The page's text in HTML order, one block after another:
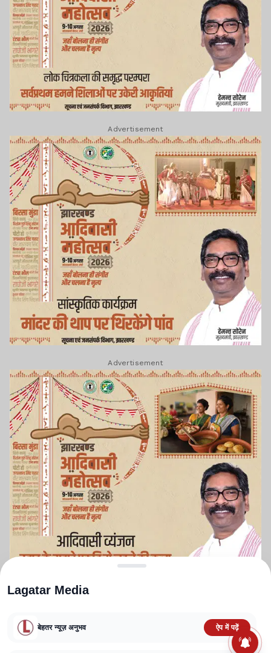
Advertisement
Advertisement
Lagatar Media
बेहतर न्यूज़ अनुभव ऐप में पढ़ें